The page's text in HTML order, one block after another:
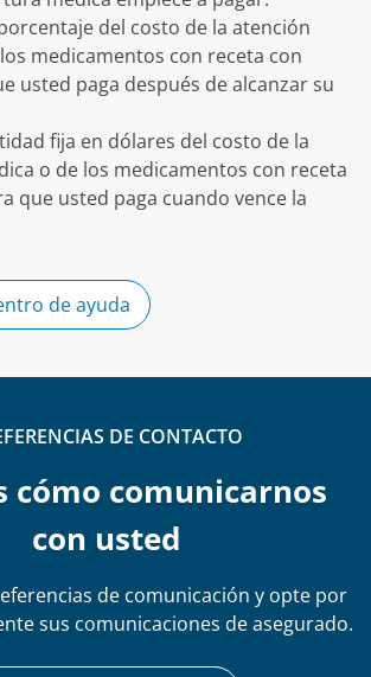
del costo de la atención
medicamentos con receta con
usted paga después de alcanzar su
fija en dólares del costo de la
o de los medicamentos con receta
que usted paga cuando vence la
de ayuda
DE CONTACTO
cómo comunicarnos
con usted
de comunicación y opte por
sus comunicaciones de asegurado.